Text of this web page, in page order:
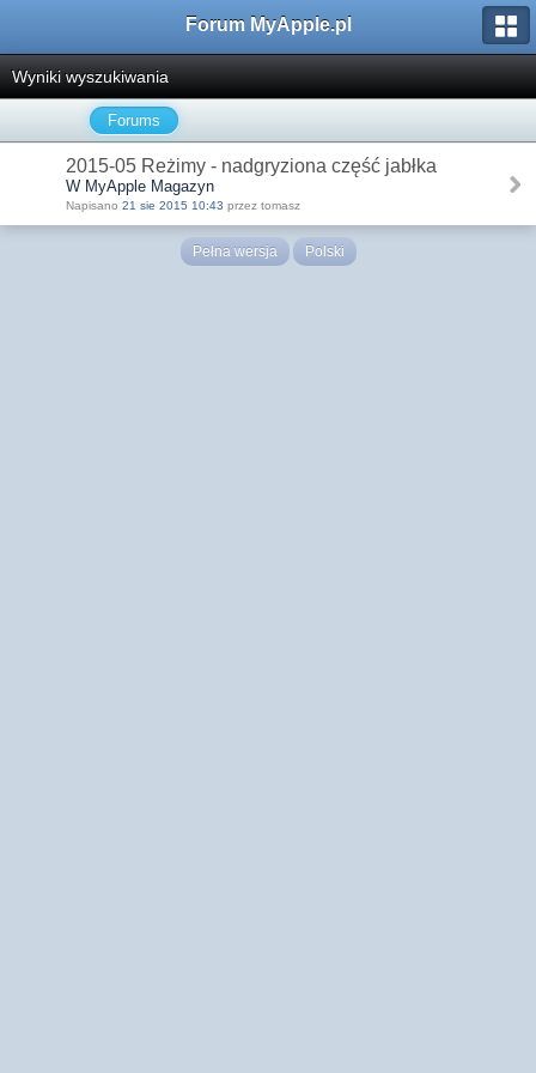
Forum MyApple.pl
Wyniki wyszukiwania
Forums
2015-05 Reżimy - nadgryziona część jabłka
W MyApple Magazyn
Napisano 21 sie 2015 10:43 przez tomasz
Pełna wersja Polski